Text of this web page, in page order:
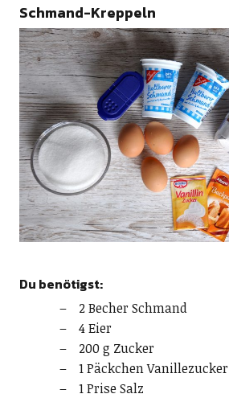
Schmand-Kreppeln
Du benötigst:
2 Becher Schmand
4 Eier
200 g Zucker
1 Päckchen Vanillezucker
1 Prise Salz